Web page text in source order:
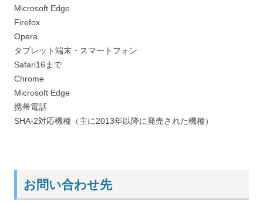
Microsoft Edge
Firefox
Opera
タブレット端末・スマートフォン
Safari16まで
Chrome
Microsoft Edge
携帯電話
SHA-2対応機種（主に2013年以降に発売された機種）
お問い合わせ先